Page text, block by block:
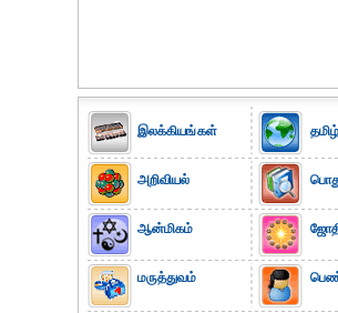
இலக்கியங்கள்
அறிவியல்
ஆன்மிகம்
மருத்துவம்